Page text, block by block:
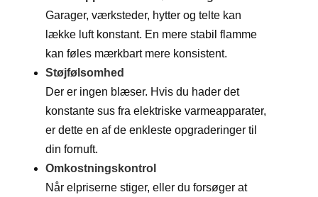
Garager, værksteder, hytter og telte kan
lække luft konstant. En mere stabil flamme
kan føles mærkbart mere konsistent.
Støjfølsomhed
Der er ingen blæser. Hvis du hader det
konstante sus fra elektriske varmeapparater,
er dette en af ​​de enkleste opgraderinger til
din fornuft.
Omkostningskontrol
Når elpriserne stiger, eller du forsøger at